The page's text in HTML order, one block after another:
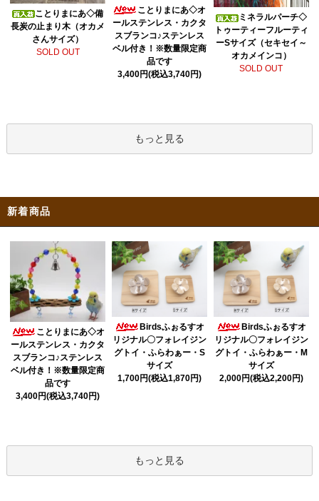
ことりまにあ◇備
長炭の止まり木（オカメ
さんサイズ）
SOLD OUT
ことりまにあ◇オ
ールステンレス・カクタ
スブランコ♪ステンレス
ベル付き！※数量限定商
品です
3,400円(税込3,740円)
ミネラルパーチ◇
トゥーティーフルーティ
ーSサイズ（セキセイ～
オカメインコ）
SOLD OUT
もっと見る
新着商品
ことりまにあ◇オ
ールステンレス・カクタ
スブランコ♪ステンレス
ベル付き！※数量限定商
品です
3,400円(税込3,740円)
Birdsふぉるすオ
リジナル〇フォレイジン
グトイ・ふらわぁー・S
サイズ
1,700円(税込1,870円)
Birdsふぉるすオ
リジナル〇フォレイジン
グトイ・ふらわぁー・M
サイズ
2,000円(税込2,200円)
もっと見る